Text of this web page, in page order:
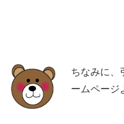
ちなみに、
ームページ